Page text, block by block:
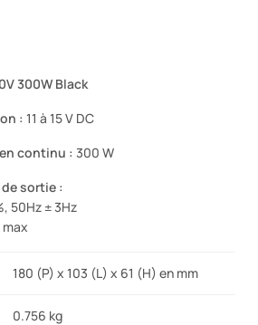
300W Black
: 11 à 15 V DC
continu : 300 W
sortie :
± 3Hz
180 (P) x 103 (L) x 61 (H) en mm
0.756 kg